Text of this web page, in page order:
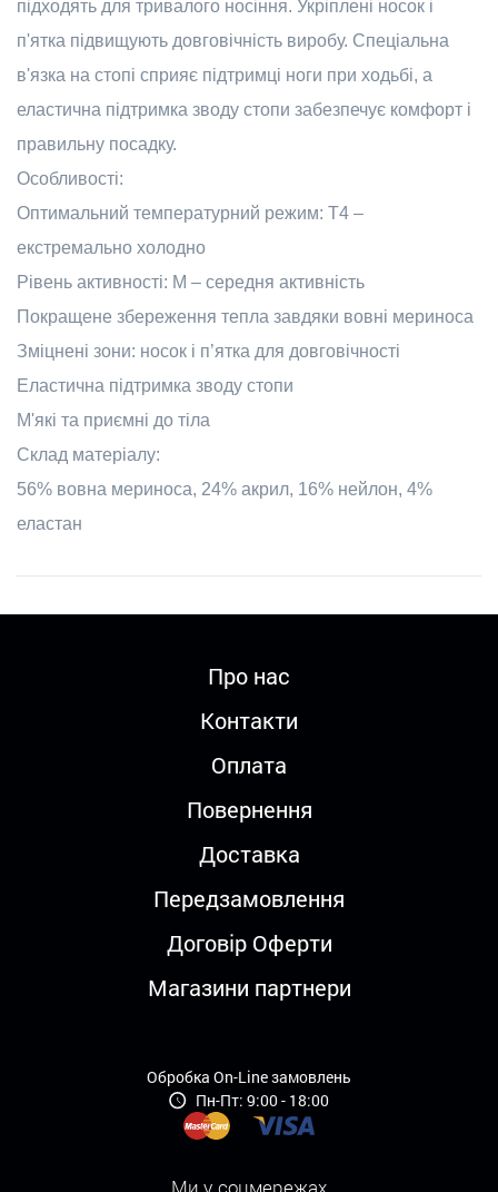
підходять для тривалого носіння. Укріплені носок і
п'ятка підвищують довговічність виробу. Спеціальна
в'язка на стопі сприяє підтримці ноги при ходьбі, а
еластична підтримка зводу стопи забезпечує комфорт і
правильну посадку.
Особливості:
Оптимальний температурний режим: T4 –
екстремально холодно
Рівень активності: M – середня активність
Покращене збереження тепла завдяки вовні мериноса
Зміцнені зони: носок і п’ятка для довговічності
Еластична підтримка зводу стопи
М'які та приємні до тіла
Склад матеріалу:
56% вовна мериноса, 24% акрил, 16% нейлон, 4%
еластан
Про нас
Контакти
Оплата
Повернення
Доставка
Передзамовлення
Договір Оферти
Магазини партнери
Обробка On-Line замовлень
Пн-Пт: 9:00 - 18:00
Ми у соцмережах